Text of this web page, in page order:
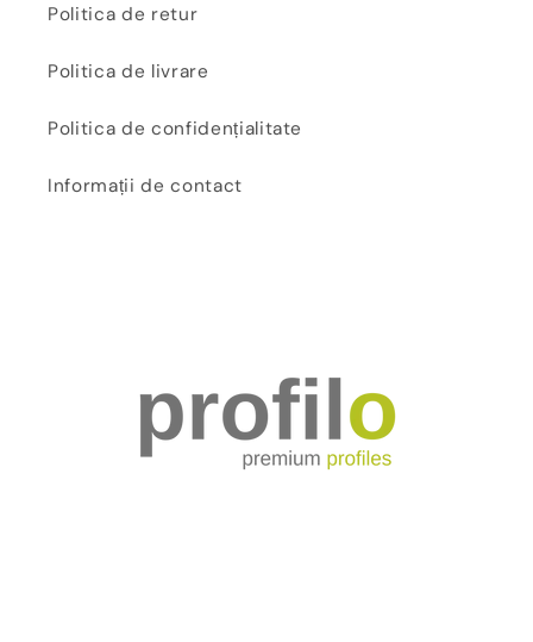
Politica de retur
Politica de livrare
Politica de confidențialitate
Informații de contact